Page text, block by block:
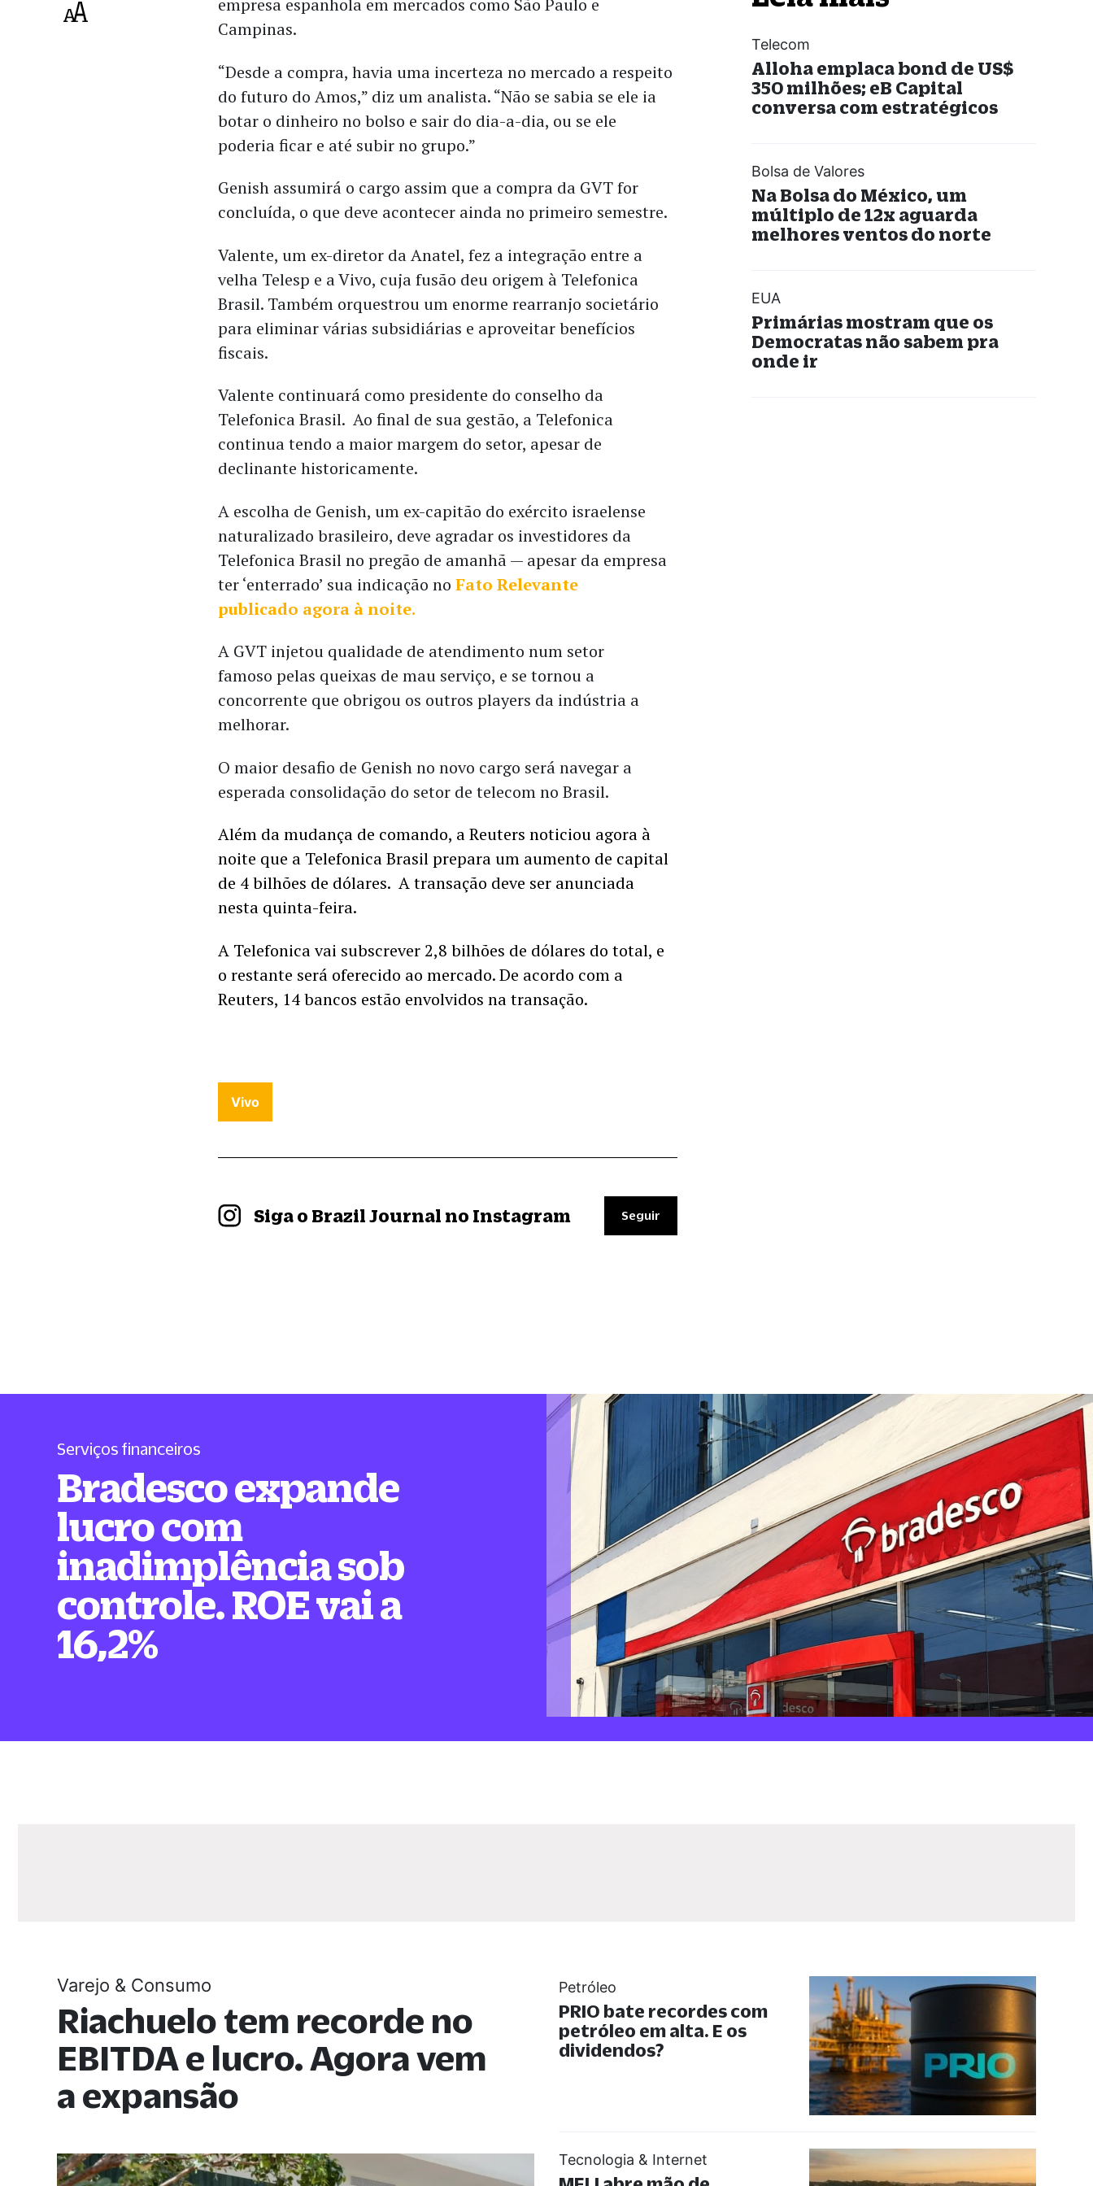
empresa espanhola em mercados como São Paulo e
Campinas.
“Desde a compra, havia uma incerteza no mercado a respeito
do futuro do Amos,” diz um analista. “Não se sabia se ele ia
botar o dinheiro no bolso e sair do dia-a-dia, ou se ele
poderia ficar e até subir no grupo.”
Genish assumirá o cargo assim que a compra da GVT for
concluída, o que deve acontecer ainda no primeiro semestre.
Valente, um ex-diretor da Anatel, fez a integração entre a
velha Telesp e a Vivo, cuja fusão deu origem à Telefonica
Brasil. Também orquestrou um enorme rearranjo societário
para eliminar várias subsidiárias e aproveitar benefícios
fiscais.
Valente continuará como presidente do conselho da
Telefonica Brasil. Ao final de sua gestão, a Telefonica
continua tendo a maior margem do setor, apesar de
declinante historicamente.
A escolha de Genish, um ex-capitão do exército israelense
naturalizado brasileiro, deve agradar os investidores da
Telefonica Brasil no pregão de amanhã — apesar da empresa
ter ‘enterrado’ sua indicação noFato Relevante
publicado agora à noite.
A GVT injetou qualidade de atendimento num setor
famoso pelas queixas de mau serviço, e se tornou a
concorrente que obrigou os outros players da indústria a
melhorar.
O maior desafio de Genish no novo cargo será navegar a
esperada consolidação do setor de telecom no Brasil.
Além da mudança de comando, a Reuters noticiou agora à
noite que a Telefonica Brasil prepara um aumento de capital
de 4 bilhões de dólares. A transação deve ser anunciada
nesta quinta-feira.
A Telefonica vai subscrever 2,8 bilhões de dólares do total, e
o restante será oferecido ao mercado. De acordo com a
Reuters, 14 bancos estão envolvidos na transação.
Vivo
Siga o Brazil Journal no Instagram Seguir
Telecom
Alloha emplaca bond de US$
350 milhões; eB Capital
conversa com estratégicos
Bolsa de Valores
Na Bolsa do México, um
múltiplo de 12x aguarda
melhores ventos do norte
EUA
Primárias mostram que os
Democratas não sabem pra
onde ir
Serviços financeiros
Bradesco expande
lucro com
inadimplência sob
controle. ROE vai a
16,2%
Varejo & Consumo
Riachuelo tem recorde no
EBITDA e lucro. Agora vem
a expansão
Petróleo
PRIO bate recordes com
petróleo em alta. E os
dividendos?
Tecnologia & Internet